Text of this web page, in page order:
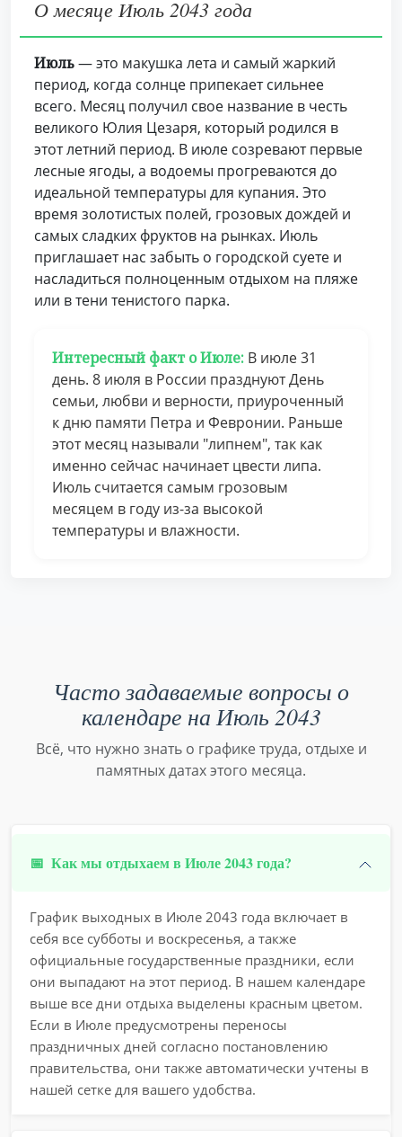
О месяце Июль 2043 года
Июль— это макушка лета и самый жаркий
период, когда солнце припекает сильнее
всего. Месяц получил свое название в честь
великого Юлия Цезаря, который родился в
этот летний период. В июле созревают первые
лесные ягоды, а водоемы прогреваются до
идеальной температуры для купания. Это
время золотистых полей, грозовых дождей и
самых сладких фруктов на рынках. Июль
приглашает нас забыть о городской суете и
насладиться полноценным отдыхом на пляже
или в тени тенистого парка.
Интересный факт о Июле: В июле 31
день. 8 июля в России празднуют День
семьи, любви и верности, приуроченный
к дню памяти Петра и Февронии. Раньше
этот месяц называли "липнем", так как
именно сейчас начинает цвести липа.
Июль считается самым грозовым
месяцем в году из-за высокой
температуры и влажности.
Часто задаваемые вопросы о
календаре на Июль 2043
Всё, что нужно знать о графике труда, отдыхе и
памятных датах этого месяца.
📅 Как мы отдыхаем в Июле 2043 года?
График выходных в Июле 2043 года включает в
себя все субботы и воскресенья, а также
официальные государственные праздники, если
они выпадают на этот период. В нашем календаре
выше все дни отдыха выделены красным цветом.
Если в Июле предусмотрены переносы
праздничных дней согласно постановлению
правительства, они также автоматически учтены в
нашей сетке для вашего удобства.